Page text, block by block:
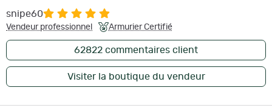
snipe60
Vendeur professionnel Armurier Certifié
62822 commentaires client
Visiter la boutique du vendeur